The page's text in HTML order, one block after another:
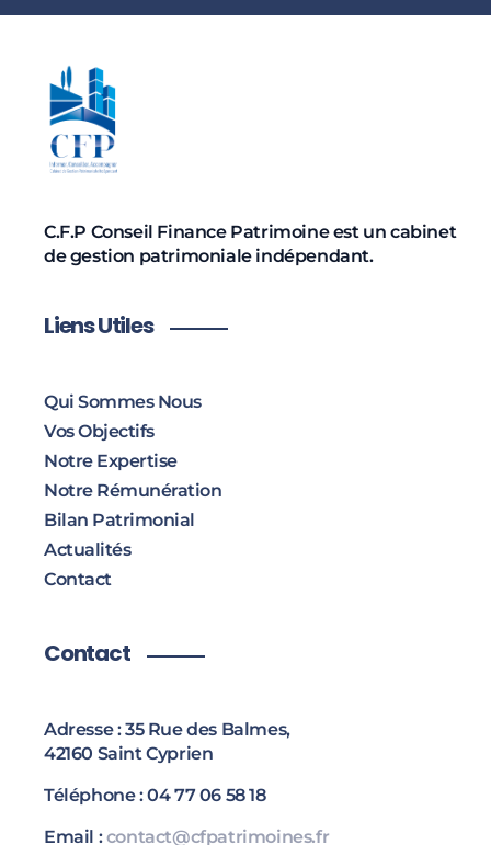
C.F.P Conseil Finance Patrimoine est un cabinet
de gestion patrimoniale indépendant.
Liens Utiles
Qui Sommes Nous
Vos Objectifs
Notre Expertise
Notre Rémunération
Bilan Patrimonial
Actualités
Contact
Contact
Adresse : 35 Rue des Balmes,
42160 Saint Cyprien
Téléphone : 04 77 06 58 18
Email :contact@cfpatrimoines.fr